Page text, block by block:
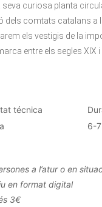
curiosa planta
comtats catalans a
els vestigis de la
entre els segles XIX
técnica
6-
a l’atur o en
en format digital
3€